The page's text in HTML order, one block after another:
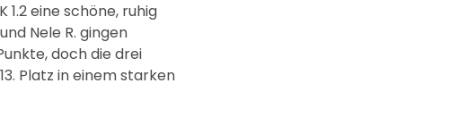
1.2 eine schöne, ruhig
Nele R. gingen
doch die drei
Platz in einem starken